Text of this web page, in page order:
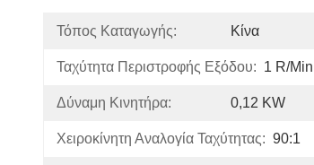
Τόπος Καταγωγής: Κίνα
Ταχύτητα Περιστροφής Εξόδου: 1 R/min
Δύναμη Κινητήρα: 0,12 KW
Χειροκίνητη Αναλογία Ταχύτητας: 90:1